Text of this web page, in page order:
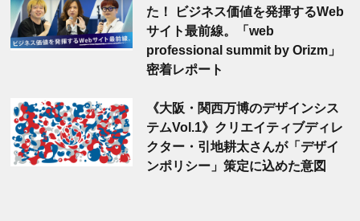
た！ ビジネス価値を発揮するWeb
サイト最前線。「web
professional summit by Orizm」
密着レポート
《大阪・関西万博のデザインシス
テムVol.1》クリエイティブディレ
クター・引地耕太さんが「デザイ
ンポリシー」策定に込めた意図